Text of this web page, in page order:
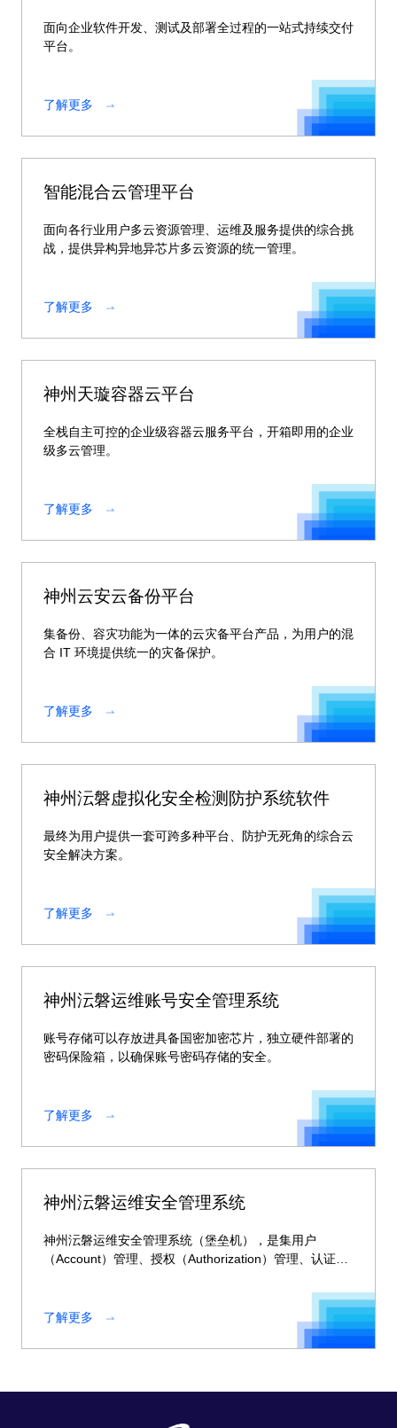
面向企业软件开发、测试及部署全过程的一站式持续交付
平台。
了解更多
智能混合云管理平台
面向各行业用户多云资源管理、运维及服务提供的综合挑
战，提供异构异地异芯片多云资源的统一管理。
了解更多
神州天璇容器云平台
全栈自主可控的企业级容器云服务平台，开箱即用的企业
级多云管理。
了解更多
神州云安云备份平台
集备份、容灾功能为一体的云灾备平台产品，为用户的混
合 IT 环境提供统一的灾备保护。
了解更多
神州沄磐虚拟化安全检测防护系统软件
最终为用户提供一套可跨多种平台、防护无死角的综合云
安全解决方案。
了解更多
神州沄磐运维账号安全管理系统
账号存储可以存放进具备国密加密芯片，独立硬件部署的
密码保险箱，以确保账号密码存储的安全。
了解更多
神州沄磐运维安全管理系统
神州沄磐运维安全管理系统（堡垒机），是集用户
（Account）管理、授权（Authorization）管理、认证
了解更多